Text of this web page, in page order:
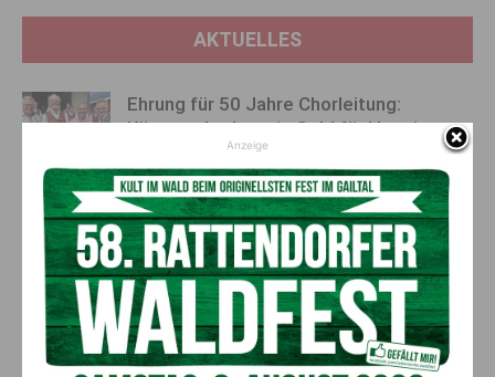
AKTUELLES
Ehrung für 50 Jahre Chorleitung:
Kärntner Lorbeer in Gold für Herwig
Aktuell 8. August 2026
„Paolo Santonino“ wird heute gespielt –
abgesagte Premiere von gestern Abend
wird morgen nachgeholt
Aktuell 8. August 2026
„Sein Charakter bleibt unersetzbar“ –
Fußballverein nimmt Abschied
Anzeige